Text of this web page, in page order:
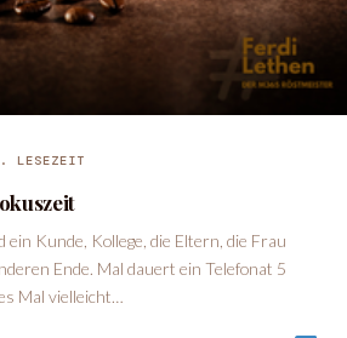
LESEZEIT
ein Kunde, Kollege, die Eltern, die Frau
Ende. Mal dauert ein Telefonat 5
Mal vielleicht…